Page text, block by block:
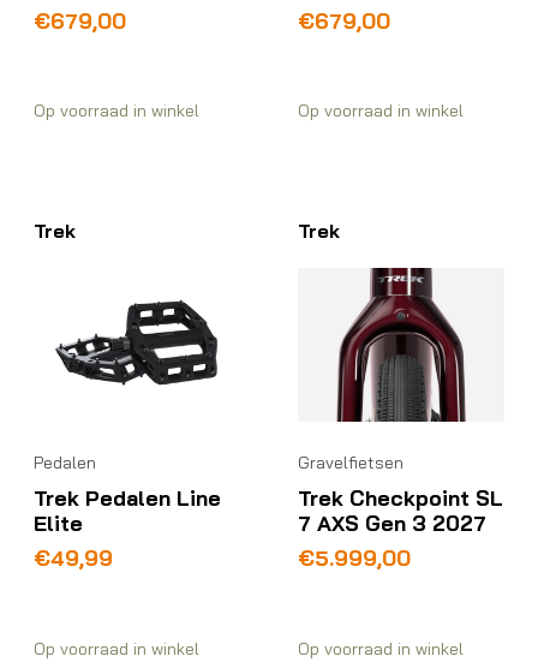
€679,00
Op voorraad in winkel
€679,00
Op voorraad in winkel
Trek
Pedalen
Trek Pedalen Line
Elite
€49,99
Op voorraad in winkel
Trek
Gravelfietsen
Trek Checkpoint SL
7 AXS Gen 3 2027
€5.999,00
Op voorraad in winkel